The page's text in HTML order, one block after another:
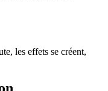
les effets se créent,